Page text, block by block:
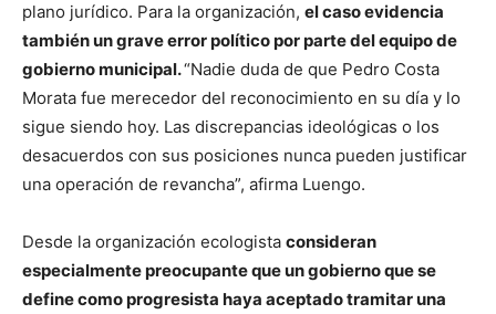
plano jurídico. Para la organización, el caso evidencia
también un grave error político por parte del equipo de
gobierno municipal.“Nadie duda de que Pedro Costa
Morata fue merecedor del reconocimiento en su día y lo
sigue siendo hoy. Las discrepancias ideológicas o los
desacuerdos con sus posiciones nunca pueden justificar
una operación de revancha”, afirma Luengo.
Desde la organización ecologista consideran
especialmente preocupante que un gobierno que se
define como progresista haya aceptado tramitar una